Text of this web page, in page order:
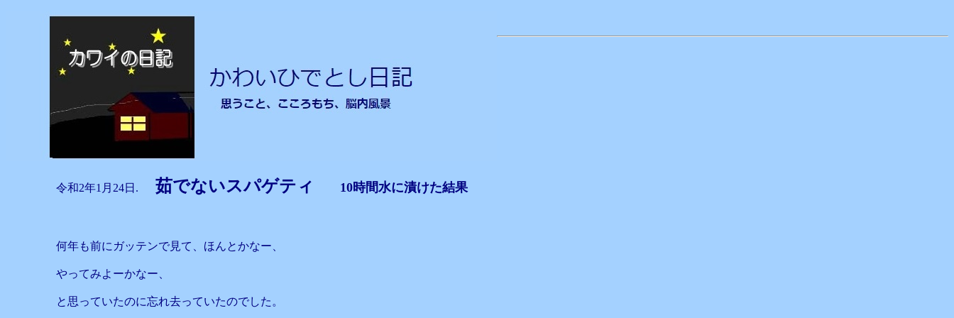
令和2年1月24日. 茹でないスパゲティ 10時間水に漬けた結果
何年も前にガッテンで見て、ほんとかなー、
やってみよーかなー、
と思っていたのに忘れ去っていたのでした。